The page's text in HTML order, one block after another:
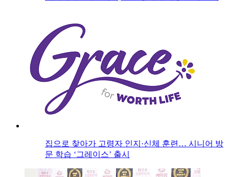
집으로 찾아가 고령자 인지·신체 훈련… 시니어 방
문 학습 ‘그레이스’ 출시